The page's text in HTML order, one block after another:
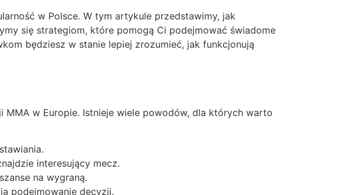
w Polsce. W tym artykule przedstawimy, jak
się strategiom, które pomogą Ci podejmować świadome
będziesz w stanie lepiej zrozumieć, jak funkcjonują
MMA w Europie. Istnieje wiele powodów, dla których warto
interesujący mecz.
na wygraną.
podejmowanie decyzji.